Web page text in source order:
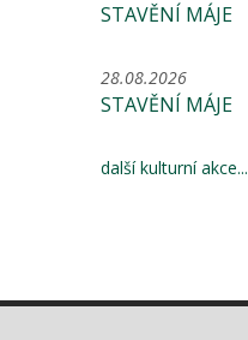
STAVĚNÍ MÁJE
28.08.2026
STAVĚNÍ MÁJE
další kulturní akce...